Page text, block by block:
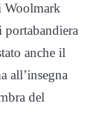
Woolmark
anche il
all’insegna
del